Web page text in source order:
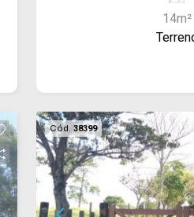
14m²
Cód. 38399